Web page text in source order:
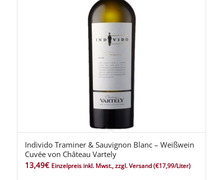
Individo Traminer & Sauvignon Blanc – Weißwein
Cuvée von Château Vartely
13,49€ Einzelpreis inkl. Mwst., zzgl. Versand(€17,99/Liter)